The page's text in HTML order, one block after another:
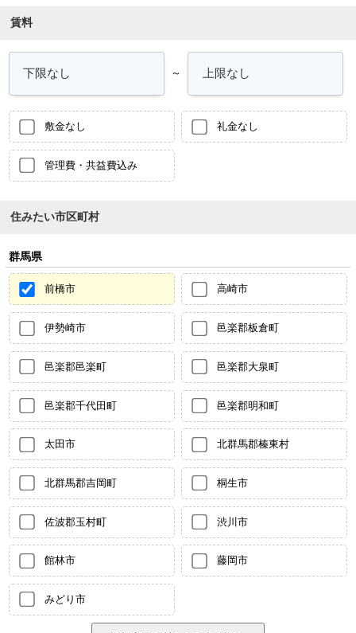
賃料
～
敷金なし 礼金なし
管理費・共益費込み
住みたい市区町村
群馬県
前橋市 高崎市
伊勢崎市 邑楽郡板倉町
邑楽郡邑楽町 邑楽郡大泉町
邑楽郡千代田町 邑楽郡明和町
太田市 北群馬郡榛東村
北群馬郡吉岡町 桐生市
佐波郡玉村町 渋川市
館林市 藤岡市
みどり市